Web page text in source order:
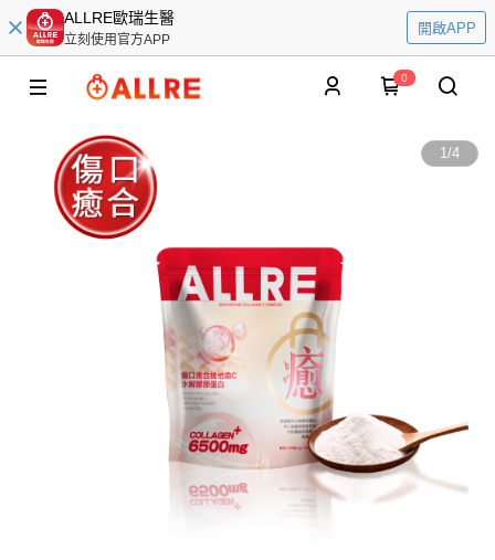
ALLRE歐瑞生醫
立刻使用官方APP
開啟APP
0
1/4